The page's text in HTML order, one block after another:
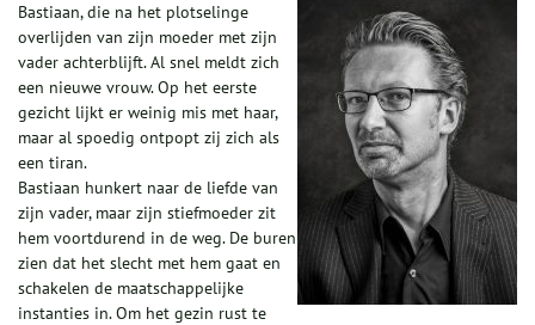
Bastiaan, die na het plotselinge
overlijden van zijn moeder met zijn
vader achterblijft. Al snel meldt zich
een nieuwe vrouw. Op het eerste
gezicht lijkt er weinig mis met haar,
maar al spoedig ontpopt zij zich als
een tiran.
Bastiaan hunkert naar de liefde van
zijn vader, maar zijn stiefmoeder zit
hem voortdurend in de weg. De buren
zien dat het slecht met hem gaat en
schakelen de maatschappelijke
instanties in. Om het gezin rust te